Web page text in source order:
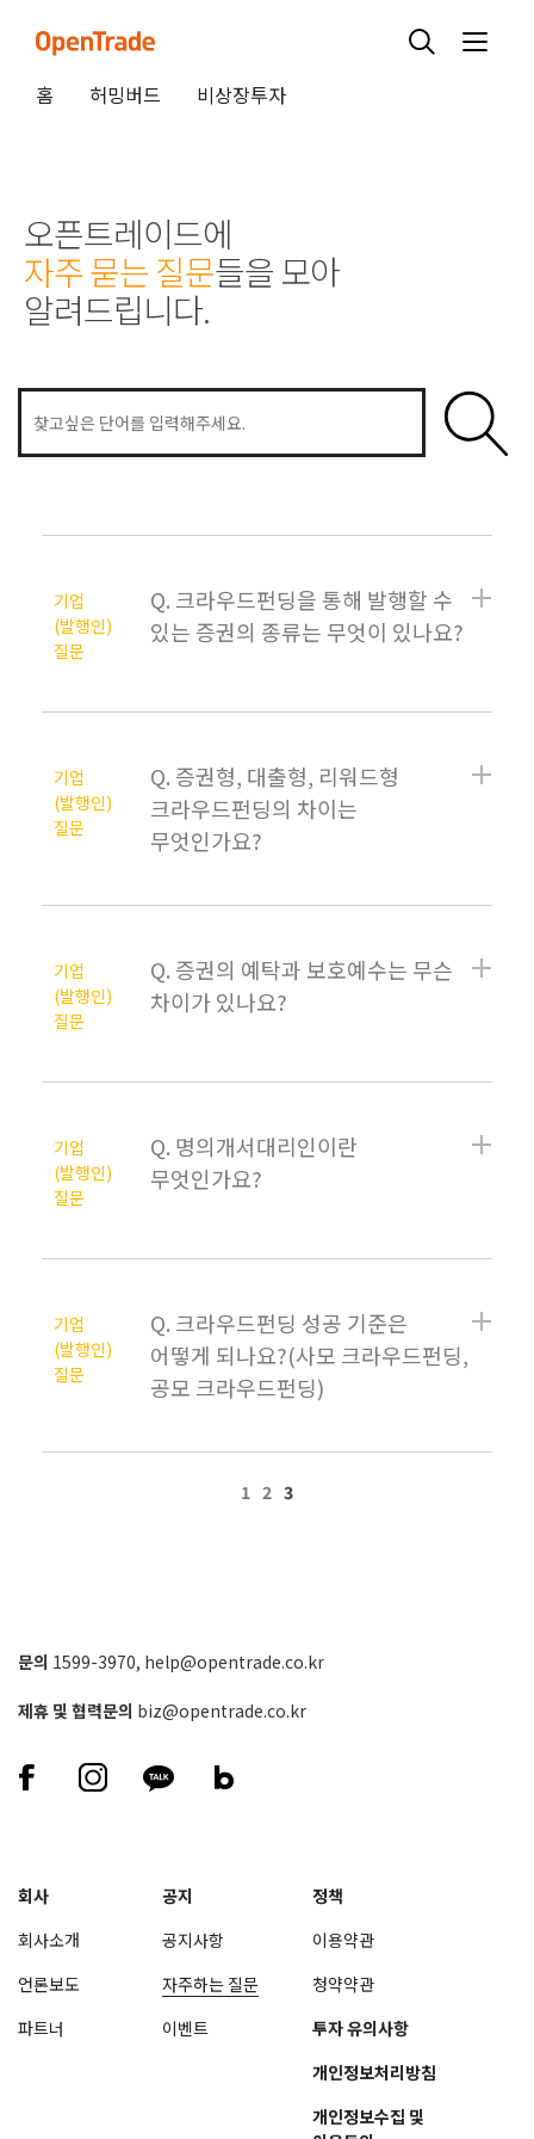
홈 허밍버드 비상장투자
오픈트레이드에
자주 묻는 질문들을 모아
알려드립니다.
기업
(발행인)
질문
Q. 크라우드펀딩을 통해 발행할 수
있는 증권의 종류는 무엇이 있나요?
기업
(발행인)
질문
Q. 증권형, 대출형, 리워드형
크라우드펀딩의 차이는
무엇인가요?
기업
(발행인)
질문
Q. 증권의 예탁과 보호예수는 무슨
차이가 있나요?
기업
(발행인)
질문
Q. 명의개서대리인이란
무엇인가요?
기업
(발행인)
질문
Q. 크라우드펀딩 성공 기준은
어떻게 되나요?(사모 크라우드펀딩,
공모 크라우드펀딩)
1 2 3
문의 1599-3970, help@opentrade.co.kr
제휴 및 협력문의 biz@opentrade.co.kr
회사
회사소개
언론보도
파트너
공지
공지사항
자주하는 질문
이벤트
정책
이용약관
청약약관
투자 유의사항
개인정보처리방침
개인정보수집 및